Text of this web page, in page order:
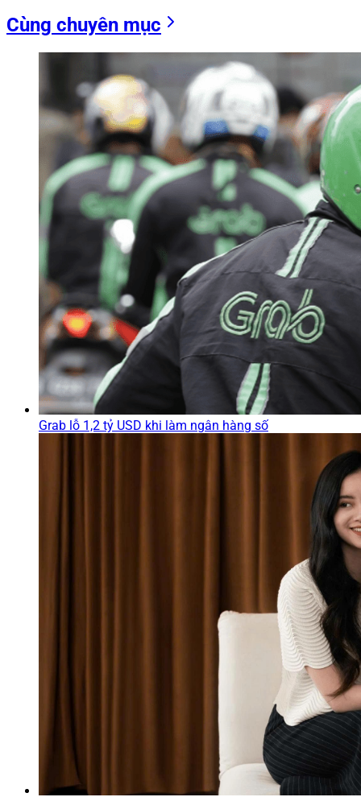
Cùng chuyên mục
Grab lỗ 1,2 tỷ USD khi làm ngân hàng số